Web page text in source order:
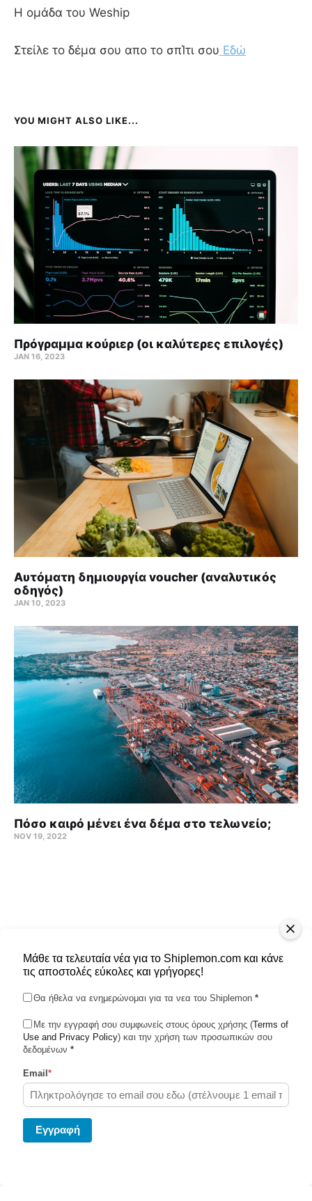
Η ομάδα του Weship
Στείλε το δέμα σου απο το σπΊτι σου Εδώ
YOU MIGHT ALSO LIKE...
Πρόγραμμα κούριερ (οι καλύτερες επιλογές)
JAN 16, 2023
Αυτόματη δημιουργία voucher (αναλυτικός
οδηγός)
JAN 10, 2023
Πόσο καιρό μένει ένα δέμα στο τελωνείο;
NOV 19, 2022
Shiplemon © 2026
Powered by Ghost
Μάθε τα τελευταία νέα για το Shiplemon.com και κάνε
τις αποστολές εύκολες και γρήγορες!
Θα ήθελα να ενημερώνομαι για τα νεα του Shiplemon *
Με την εγγραφή σου συμφωνείς στους όρους χρήσης (Terms of
Use and Privacy Policy) και την χρήση των προσωπικών σου
δεδομένων *
Email *
Eγγραφή